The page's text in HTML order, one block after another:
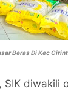
Beras Di Kec
SIK diwakili